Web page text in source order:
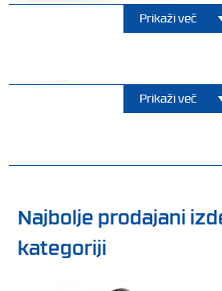
Z napredno Bluetooth 5.3 tehnologijo
hitro brezžično povezavo z vašim
ali prenosnikom. Uživajte v
brez prekinitev in brez nadležnih kablov.
Prikaži več
Tehnične podrobnosti
Prikaži več
Najbolje prodajani
kategoriji